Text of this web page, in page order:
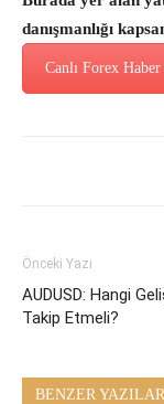
danışmanlığı
Canlı Forex
Önceki Yazı
AUDUSD: Hangi
Takip Etmeli?
BENZER YAZILAR